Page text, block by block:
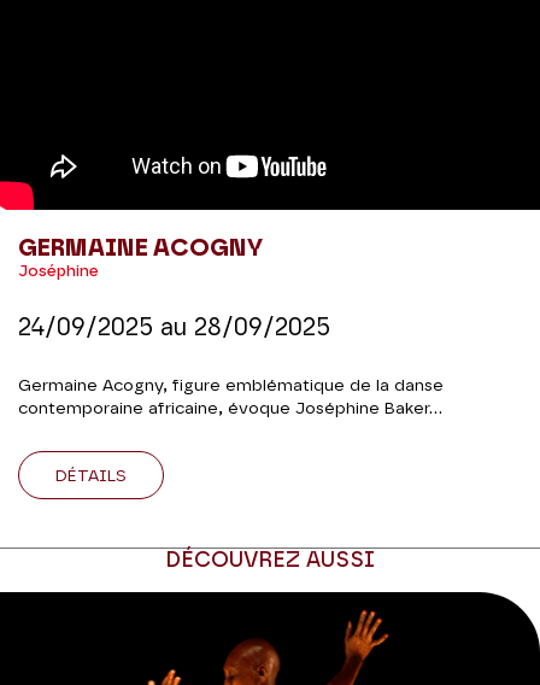
GERMAINE ACOGNY
Joséphine
24/09/2025 au 28/09/2025
Germaine Acogny, figure emblématique de la danse
contemporaine africaine, évoque Joséphine Baker...
DÉTAILS
DÉCOUVREZ AUSSI